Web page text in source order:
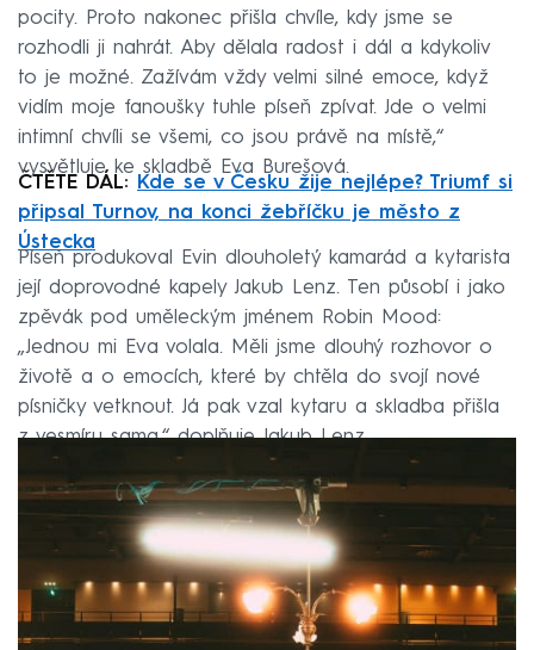
pocity. Proto nakonec přišla chvíle, kdy jsme se
rozhodli ji nahrát. Aby dělala radost i dál a kdykoliv
to je možné. Zažívám vždy velmi silné emoce, když
vidím moje fanoušky tuhle píseň zpívat. Jde o velmi
intimní chvíli se všemi, co jsou právě na místě,“
vysvětluje ke skladbě Eva Burešová.
ČTĚTE DÁL:
Kde se v Česku žije nejlépe? Triumf si
připsal Turnov, na konci žebříčku je město z
Ústecka
Píseň produkoval Evin dlouholetý kamarád a kytarista
její doprovodné kapely Jakub Lenz. Ten působí i jako
zpěvák pod uměleckým jménem Robin Mood:
„Jednou mi Eva volala. Měli jsme dlouhý rozhovor o
životě a o emocích, které by chtěla do svojí nové
písničky vetknout. Já pak vzal kytaru a skladba přišla
z vesmíru sama,“ doplňuje Jakub Lenz.